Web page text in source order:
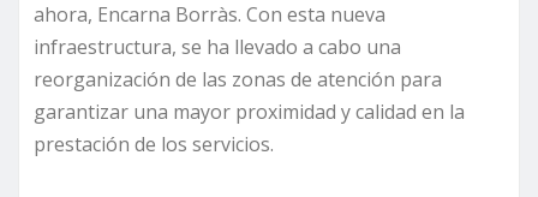
ahora, Encarna Borràs. Con esta nueva
infraestructura, se ha llevado a cabo una
reorganización de las zonas de atención para
garantizar una mayor proximidad y calidad en la
prestación de los servicios.